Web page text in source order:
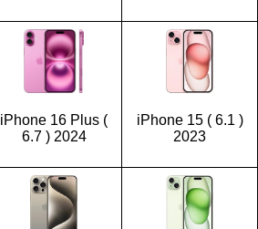
iPhone 16 Plus (
6.7 ) 2024
iPhone 15 ( 6.1 )
2023